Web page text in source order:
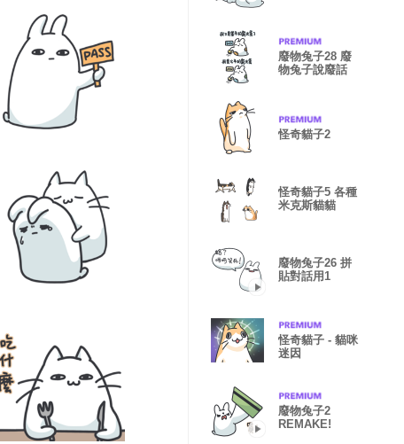
廢物兔子28 廢
物兔子說廢話
怪奇貓子2
怪奇貓子5 各種
米克斯貓貓
廢物兔子26 拼
貼對話用1
怪奇貓子 - 貓咪
迷因
廢物兔子2
REMAKE!